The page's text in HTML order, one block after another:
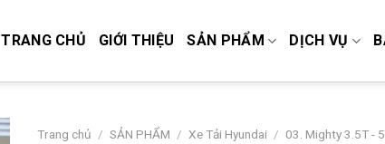
TRANG CHỦ GIỚI THIỆU SẢN PHẨM DỊCH VỤ
Trang chủ / SẢN PHẨM / Xe Tải Hyundai / 03. Mighty 3.5T -